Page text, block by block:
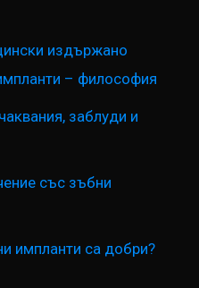
издържано
– философия
заблуди и
със зъбни
импланти са добри?